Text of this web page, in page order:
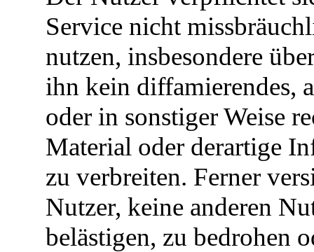
Service nicht
nutzen, insbesondere
ihn kein diffamierendes,
oder in sonstiger Weise
Material oder derartige
zu verbreiten. Ferner
Nutzer, keine anderen
belästigen, zu bedrohen